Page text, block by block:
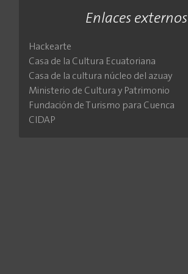
Enlaces externos
Hackearte
Casa de la Cultura Ecuatoriana
Casa de la cultura núcleo del azuay
Ministerio de Cultura y Patrimonio
Fundación de Turismo para Cuenca
CIDAP